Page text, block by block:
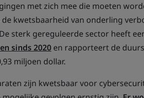
met zich mee die moeten
kwetsbaarheid van onderling
sterk gereguleerde sector heeft
sinds 2020 en rapporteert de
miljoen dollar.
zijn kwetsbaar voor